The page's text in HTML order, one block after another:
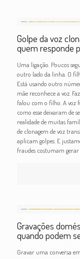
Golpe da voz
quem responde
Uma ligação. Poucos
outro lado da linha. O
Está usando outro
mãe reconhece a voz.
falou com o filho. A voz
como esse deixaram de
realidade de muitas
de clonagem de voz
aplicam golpes. E
fraudes costumam
Gravações
quando podem
Gravar uma conversa